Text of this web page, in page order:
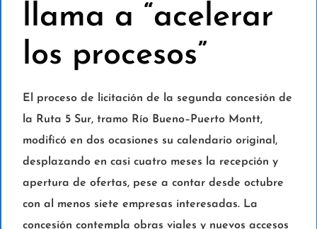
llama a “acelerar
los procesos”
El proceso de licitación de la segunda concesión de
la Ruta 5 Sur, tramo Río Bueno–Puerto Montt,
modificó en dos ocasiones su calendario original,
desplazando en casi cuatro meses la recepción y
apertura de ofertas, pese a contar desde octubre
con al menos siete empresas interesadas. La
concesión contempla obras viales y nuevos accesos